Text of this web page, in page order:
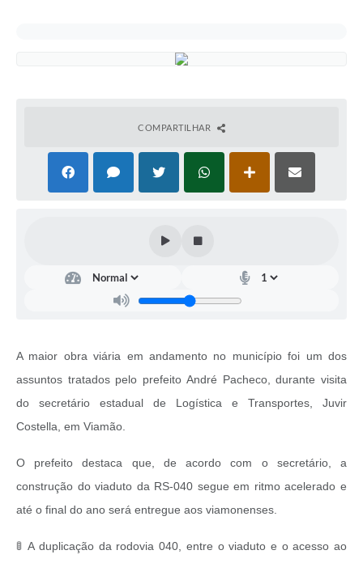
COMPARTILHAR
A maior obra viária em andamento no município foi um dos
assuntos tratados pelo prefeito André Pacheco, durante visita
do secretário estadual de Logística e Transportes, Juvir
Costella, em Viamão.
O prefeito destaca que, de acordo com o secretário, a
construção do viaduto da RS-040 segue em ritmo acelerado e
até o final do ano será entregue aos viamonenses.
🚦 A duplicação da rodovia 040, entre o viaduto e o acesso ao